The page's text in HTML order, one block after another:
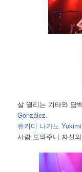
살 떨리는 기타와 담
González.
유키미 나가노
사람 도와주니 자신